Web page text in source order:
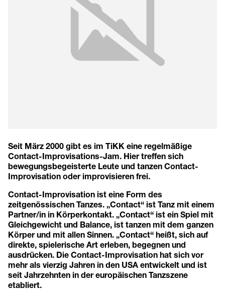
Seit März 2000 gibt es im TiKK eine regelmäßige
Contact-Improvisations-Jam. Hier treffen sich
bewegungsbegeisterte Leute und tanzen Contact-
Improvisation oder improvisieren frei.
Contact-Improvisation ist eine Form des
zeitgenössischen Tanzes. „Contact“ ist Tanz mit einem
Partner/in in Körperkontakt. „Contact“ ist ein Spiel mit
Gleichgewicht und Balance, ist tanzen mit dem ganzen
Körper und mit allen Sinnen. „Contact“ heißt, sich auf
direkte, spielerische Art erleben, begegnen und
ausdrücken. Die Contact-Improvisation hat sich vor
mehr als vierzig Jahren in den USA entwickelt und ist
seit Jahrzehnten in der europäischen Tanzszene
etabliert.